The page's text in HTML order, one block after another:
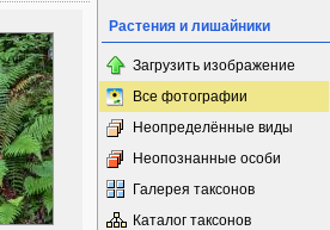
Растения и лишайники
Загрузить изображение
Все фотографии
Неопределённые виды
Неопознанные особи
Галерея таксонов
Каталог таксонов